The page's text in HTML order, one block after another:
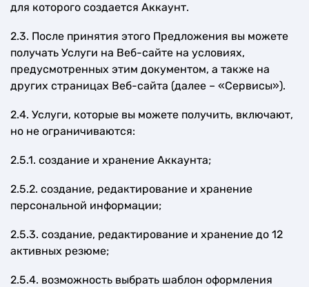
для которого создается Аккаунт.
2.3. После принятия этого Предложения вы можете
получать Услуги на Веб-сайте на условиях,
предусмотренных этим документом, а также на
других страницах Веб-сайта (далее – «Сервисы»).
2.4. Услуги, которые вы можете получить, включают,
но не ограничиваются:
2.5.1. создание и хранение Аккаунта;
2.5.2. создание, редактирование и хранение
персональной информации;
2.5.3. создание, редактирование и хранение до 12
активных резюме;
2.5.4. возможность выбрать шаблон оформления